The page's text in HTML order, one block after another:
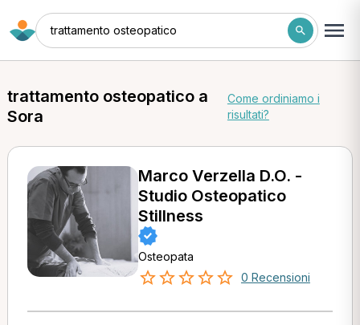
trattamento osteopatico
trattamento osteopatico a
Sora
Come ordiniamo i
risultati?
Marco Verzella D.O. -
Studio Osteopatico
Stillness
Osteopata
0 Recensioni